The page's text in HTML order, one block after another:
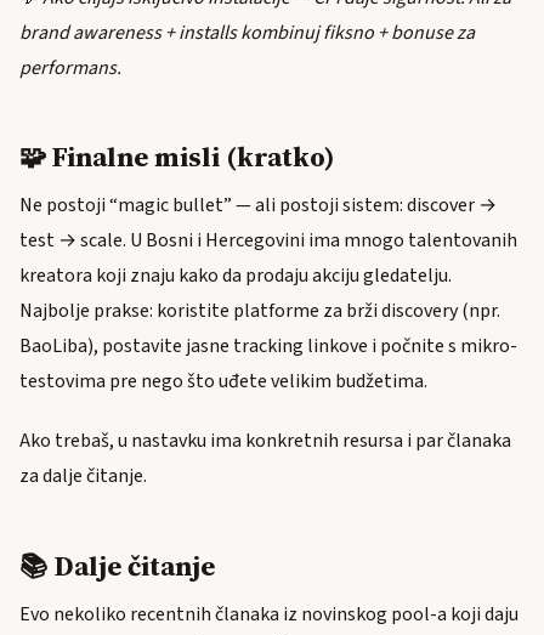
brand awareness + installs kombinuj fiksno + bonuse za
performans.
🧩 Finalne misli (kratko)
Ne postoji “magic bullet” — ali postoji sistem: discover →
test → scale. U Bosni i Hercegovini ima mnogo talentovanih
kreatora koji znaju kako da prodaju akciju gledatelju.
Najbolje prakse: koristite platforme za brži discovery (npr.
BaoLiba), postavite jasne tracking linkove i počnite s mikro-
testovima pre nego što uđete velikim budžetima.
Ako trebaš, u nastavku ima konkretnih resursa i par članaka
za dalje čitanje.
📚 Dalje čitanje
Evo nekoliko recentnih članaka iz novinskog pool-a koji daju